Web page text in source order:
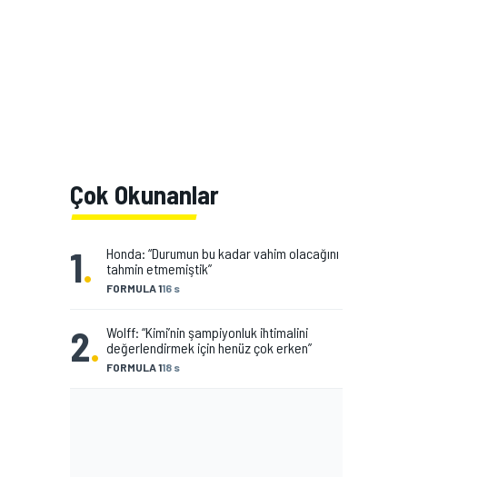
Çok Okunanlar
1. FORMULA 116 s
Honda: “Durumun bu kadar vahim olacağını
tahmin etmemiştik”
2. FORMULA 118 s
Wolff: “Kimi’nin şampiyonluk ihtimalini
değerlendirmek için henüz çok erken”